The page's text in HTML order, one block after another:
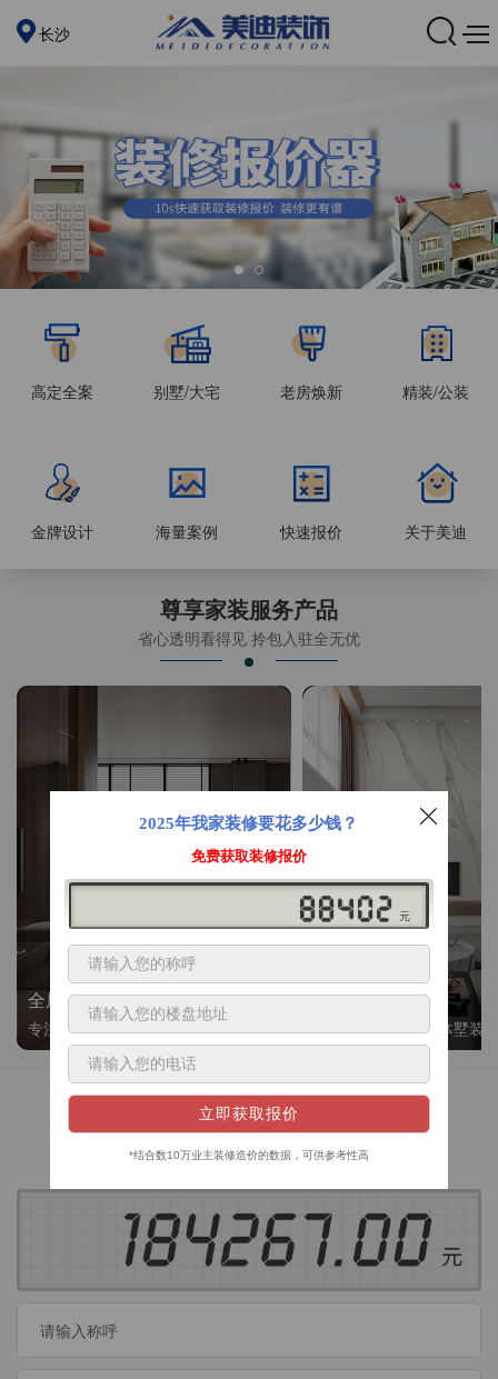
长沙
高定全案 别墅/大宅 老房焕新 精装/公装
金牌设计 海量案例 快速报价 关于美迪
尊享家装服务产品
省心透明看得见 拎包入驻全无优
全屋整装
专注整装24年，高标准，选美迪 十年后仍爱我家
别墅大平层
高端私人定制，整体墅装
获取装修预算